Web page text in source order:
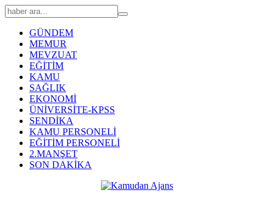
GÜNDEM
MEMUR
MEVZUAT
EĞİTİM
KAMU
SAĞLIK
EKONOMİ
ÜNİVERSİTE-KPSS
SENDİKA
KAMU PERSONELİ
EĞİTİM PERSONELİ
2.MANŞET
SON DAKİKA